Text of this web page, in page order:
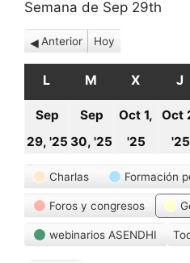
Semana de Sep 29th
Anterior Hoy
L LUNES
M MARTES
X J
Sep
29, '25 29
septiembre,
2025
Sep
30, '25
30
2025
Oct 1,
'25
2025
Oct
'25
Categorías
Charlas Formación
Foros y congresos
webinarios ASENDHI